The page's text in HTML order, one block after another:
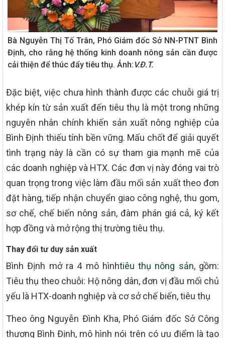
Bà Nguyễn Thị Tố Trân, Phó Giám đốc Sở NN-PTNT Bình
Định, cho rằng hệ thống kinh doanh nông sản cần được
cải thiện để thúc đẩy tiêu thụ. Ảnh: V.Đ.T.
Đặc biệt, việc chưa hình thành được các chuỗi giá trị
khép kín từ sản xuất đến tiêu thụ là một trong những
nguyên nhân chính khiến sản xuất nông nghiệp của
Bình Định thiếu tính bền vững. Mấu chốt để giải quyết
tình trạng này là cần có sự tham gia mạnh mẽ của
các doanh nghiệp và HTX. Các đơn vị này đóng vai trò
quan trọng trong việc làm đầu mối sản xuất theo đơn
đặt hàng, tiếp nhận chuyển giao công nghệ, thu gom,
sơ chế, chế biến nông sản, đàm phán giá cả, ký kết
hợp đồng và mở rộng thị trường tiêu thụ.
Thay đổi tư duy sản xuất
Bình Định mở ra 4 mô hìnhtiêu thụ nông sản, gồm:
Tiêu thụ theo chuỗi: Hộ nông dân, đơn vị đầu mối chủ
yếu là HTX-doanh nghiệp và cơ sở chế biến, tiêu thụ
Theo ông Nguyễn Đình Kha, Phó Giám đốc Sở Công
thương Bình Định, mô hình nói trên có ưu điểm là tạo